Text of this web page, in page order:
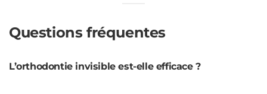
Questions fréquentes
L’orthodontie invisible est-elle efficace ?